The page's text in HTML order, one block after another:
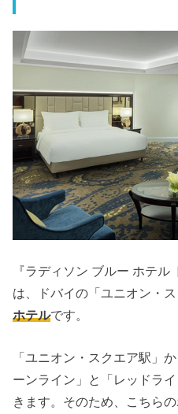
『ラディソン ブルー ホテル
は、ドバイの「ユニオン・
ホテルです。
「ユニオン・スクエア駅」
ーンライン」と「レッドラ
きます。そのため、こちら